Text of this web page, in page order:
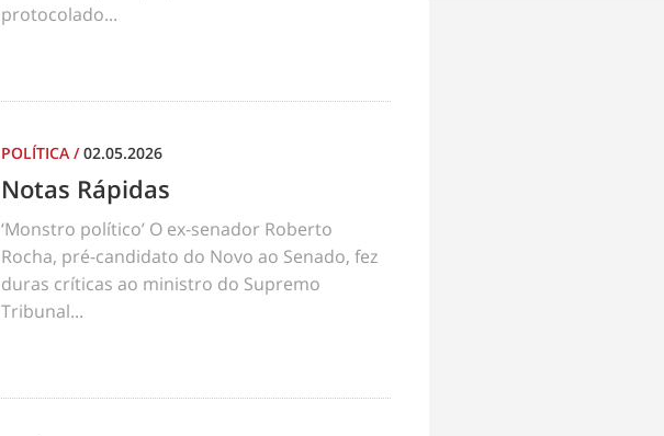
protocolado...
POLÍTICA /02.05.2026
Notas Rápidas
‘Monstro político’ O ex-senador Roberto
Rocha, pré-candidato do Novo ao Senado, fez
duras críticas ao ministro do Supremo
Tribunal...